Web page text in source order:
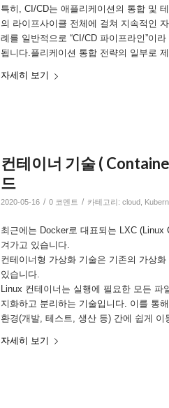
특히, CI/CD는 애플리케이션의 통합 및
의 라이프사이클 전체에 걸쳐 지속적인
례를 일반적으로 “CI/CD 파이프라인”이
됩니다.플리케이션 통합 전략의 일부로
자세히 보기
컨테이너 기술 (
드
2020-05-16 / 0 코멘트 / 카테고리: cloud
최근에는 Docker로 대표되는 LXC
겨가고 있습니다.
컨테이너형 가상화 기술은 기존의 가상
있습니다.
Linux 컨테이너는 실행에 필요한 모든 파
지화하고 분리하는 기술입니다. 이를 통
환경(개발, 테스트, 생산 등) 간에 쉽게 이
자세히 보기